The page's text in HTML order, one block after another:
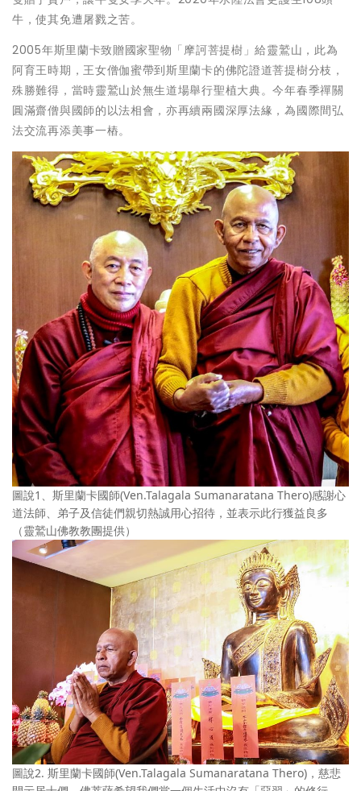
牛，使其免遭屠戮之苦。
2005年斯里蘭卡致贈國家聖物「摩訶菩提樹」給靈鷲山，此為
阿育王時期，王女僧伽蜜帶到斯里蘭卡的佛陀證道菩提樹分枝，
殊勝難得，當時靈鷲山於無生道場舉行聖植大典。今年春季禪關
圓滿齋僧與國師的以法相會，亦再續兩國深厚法緣，為國際間弘
法交流再添美事一樁。
圖說1、斯里蘭卡國師(Ven.Talagala Sumanaratana Thero)感謝心
道法師、弟子及信徒們親切熱誠用心招待，並表示此行獲益良多
（靈鷲山佛教教團提供）
圖說2. 斯里蘭卡國師(Ven.Talagala Sumanaratana Thero)，慈悲